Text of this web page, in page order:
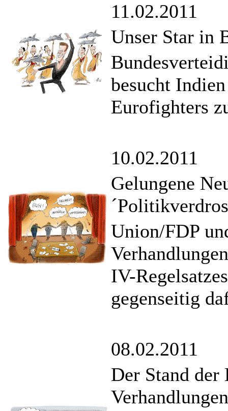
11.02.2011
Unser Star in
besucht
Eurofighters
10.02.2011
Gelungene
Union/FDP
IV-
gegenseitig
08.02.2011
Der Stand
Verhandlungen